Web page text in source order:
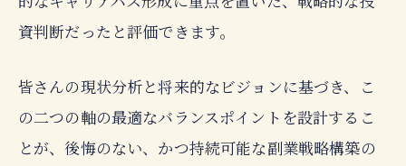
資判断だったと評価できます。
皆さんの現状分析と将来的なビジョンに基づき、こ
の二つの軸の最適なバランスポイントを設計するこ
とが、後悔のない、かつ持続可能な副業戦略構築の